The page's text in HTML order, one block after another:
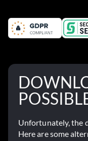
Unfortunately, the
Here are some